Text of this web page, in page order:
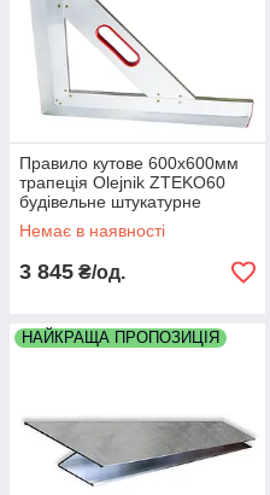
Правило кутове 600х600мм
трапеція Olejnik ZTEKO60
будівельне штукатурне
алюмінієве алюмінієве
Немає в наявності
3 845 ₴/од.
НАЙКРАЩА ПРОПОЗИЦІЯ